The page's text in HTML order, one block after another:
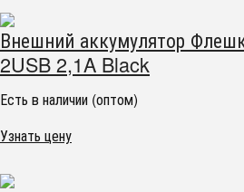
Внешний аккумулятор
2USB 2,1A Black
Есть в наличии (оптом)
Узнать цену